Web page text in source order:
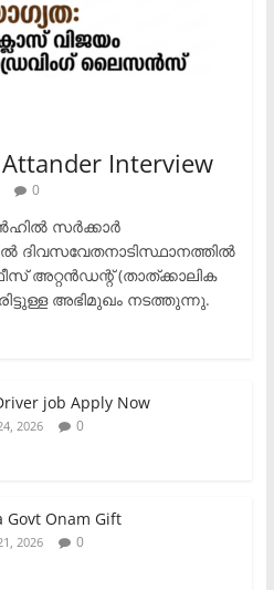
Interview
0
സർക്കാർ
ദിവസവേതനാടിസ്ഥാനത്തിൽ
(താത്ക്കാലിക
അഭിമുഖം നടത്തുന്നു.​
job Apply Now
2026 0
Govt Onam Gift
2026 0